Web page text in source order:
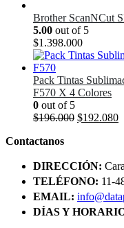
original
era:
$785.000.
Brother ScanNCut
5.00 out of 5
$1.398.000
Pack Tintas
F570 X 4 Colores
0 out of 5
$196.000 El
$196.000.
$192.080El
Contactanos
DIRECCIÓN:
TELÉFONO: 11-
EMAIL:
DÍAS Y